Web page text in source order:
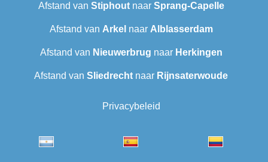
Afstand van Stiphoutnaar Sprang-Capelle
Afstand van Arkel naar Alblasserdam
Afstand van Nieuwerbrug naar Herkingen
Afstand van Sliedrecht naar Rijnsaterwoude
Privacybeleid